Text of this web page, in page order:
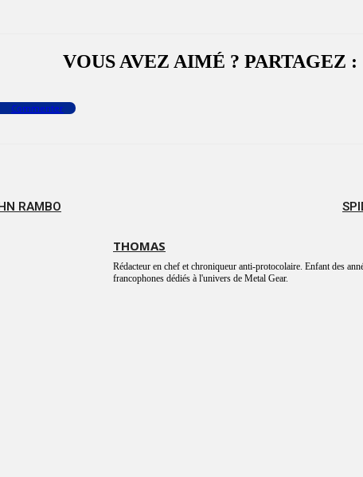
VOUS AVEZ AIMÉ ? PARTAGEZ :
Commenter
RAMBO
THOMAS
Rédacteur en chef et chroniqueur anti-protocolaire. Enfant des
francophones dédiés à l'univers de Metal Gear.